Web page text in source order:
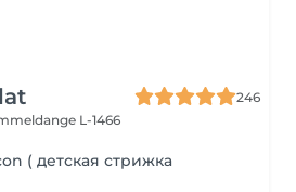
246
L-1466
( детская стрижка